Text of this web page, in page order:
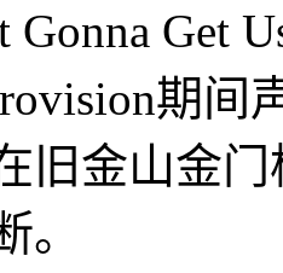
Gonna Get
期间
旧金山金
。